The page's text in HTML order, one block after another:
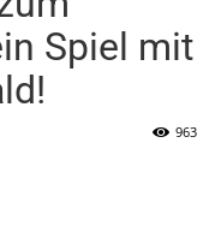
Spiel mit
963